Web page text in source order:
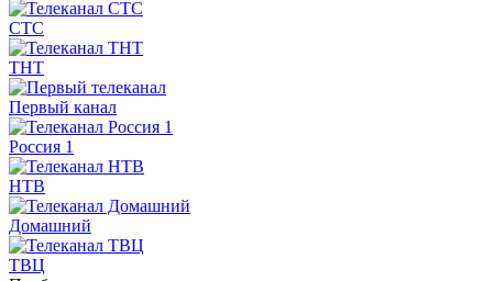
СТС
ТНТ
Первый канал
Россия 1
НТВ
Домашний
ТВЦ